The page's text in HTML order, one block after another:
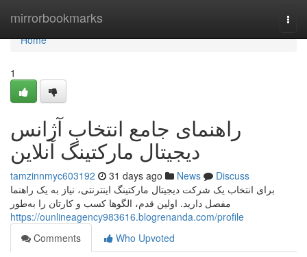
mirrorbookmarks
Home
Home
1
راهنمای جامع انتخاب آژانس
دیجیتال مارکتینگ آنلاین
tamzinnmyc603192 31 days ago News
Discuss
برای انتخاب یک شرکت دیجیتال مارکتینگ اینترنتی، نیاز به یک راهنما
مفصل دارید. اولین قدم، الگوها کسب و کارتان را به‌طور
https://ounlineagency983616.blogrenanda.com/profile
Comments
Who Upvoted